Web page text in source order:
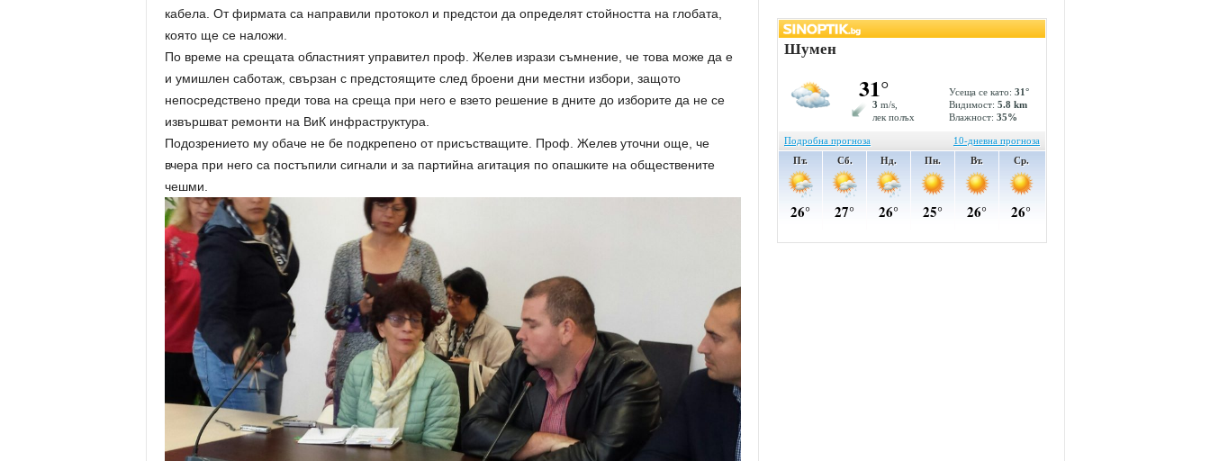
кабела. От фирмата са направили протокол и предстои да определят стойността на глобата,
която ще се наложи.
По време на срещата областният управител проф. Желев изрази съмнение, че това може да е
и умишлен саботаж, свързан с предстоящите след броени дни местни избори, защото
непосредствено преди това на среща при него е взето решение в дните до изборите да не се
извършват ремонти на ВиК инфраструктура.
Подозрението му обаче не бе подкрепено от присъстващите. Проф. Желев уточни още, че
вчера при него са постъпили сигнали и за партийна агитация по опашките на обществените
чешми.